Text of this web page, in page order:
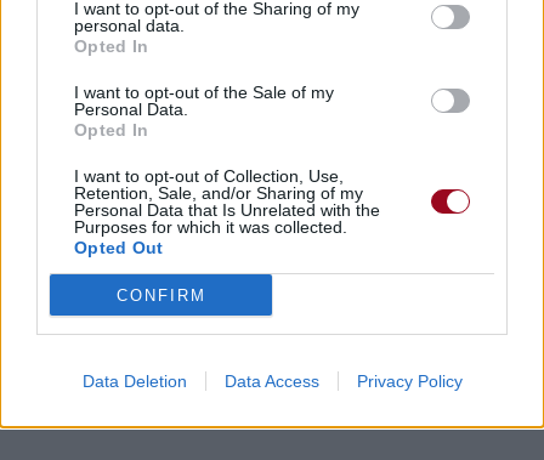
I want to opt-out of the Sharing of my
personal data.
Opted In
I want to opt-out of the Sale of my
Personal Data.
Opted In
I want to opt-out of Collection, Use,
Retention, Sale, and/or Sharing of my
Personal Data that Is Unrelated with the
Purposes for which it was collected.
Opted Out
CONFIRM
Data Deletion Data Access Privacy Policy
Paroles + Traduction
Vidéos
Dire «merci» pour cette traduction Corriger une erreur